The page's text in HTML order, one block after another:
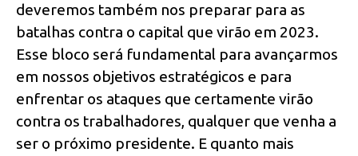
deveremos também nos preparar para as
batalhas contra o capital que virão em 2023.
Esse bloco será fundamental para avançarmos
em nossos objetivos estratégicos e para
enfrentar os ataques que certamente virão
contra os trabalhadores, qualquer que venha a
ser o próximo presidente. E quanto mais